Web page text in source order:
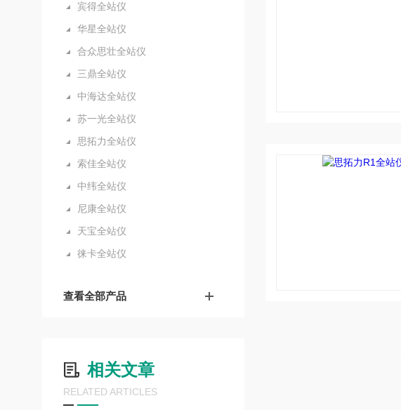
宾得全站仪
华星全站仪
合众思壮全站仪
三鼎全站仪
中海达全站仪
苏一光全站仪
思拓力全站仪
索佳全站仪
中纬全站仪
尼康全站仪
天宝全站仪
徕卡全站仪
查看全部产品
相关文章
RELATED ARTICLES